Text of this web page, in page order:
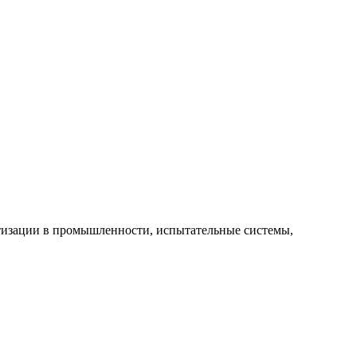
в промышленности, испытательные системы,